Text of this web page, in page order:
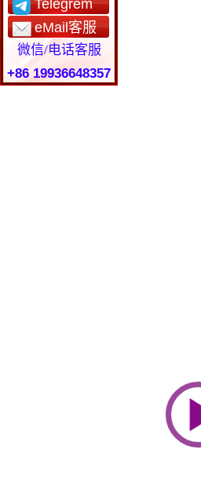
Telegrem
eMail客服
微信/电话客服
+86 19936648357